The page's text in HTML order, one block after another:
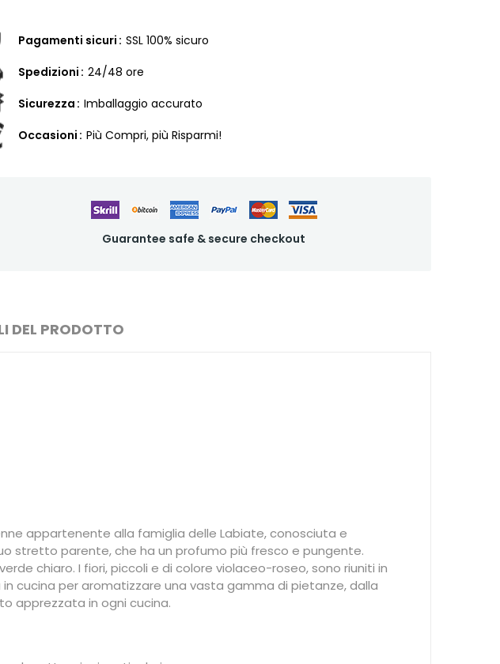
Pagamenti sicuri SSL 100% sicuro
Spedizioni 24/48 ore
Sicurezza Imballaggio accurato
Occasioni Più Compri, più Risparmi!
Guarantee safe & secure checkout
DEL PRODOTTO
appartenente alla famiglia delle Labiate, conosciuta e
stretto parente, che ha un profumo più fresco e pungente.
chiaro. I fiori, piccoli e di colore violaceo-roseo, sono riuniti in
cucina per aromatizzare una vasta gamma di pietanze, dalla
apprezzata in ogni cucina.